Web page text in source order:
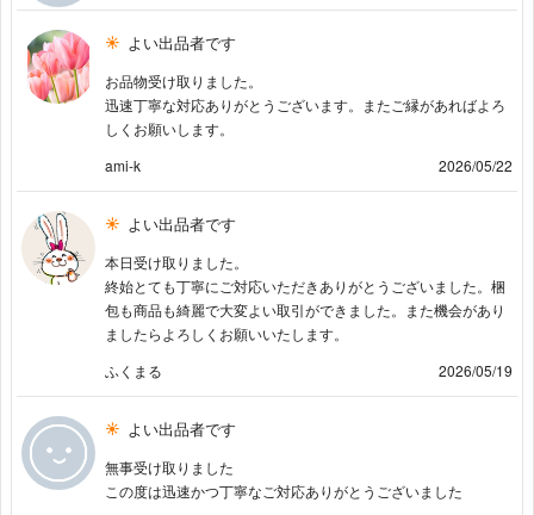
よい出品者です
お品物受け取りました。
迅速丁寧な対応ありがとうございます。またご縁があればよろ
しくお願いします。
ami-k
2026/05/22
よい出品者です
本日受け取りました。
終始とても丁寧にご対応いただきありがとうございました。梱
包も商品も綺麗で大変よい取引ができました。また機会があり
ましたらよろしくお願いいたします。
ふくまる
2026/05/19
よい出品者です
無事受け取りました
この度は迅速かつ丁寧なご対応ありがとうございました